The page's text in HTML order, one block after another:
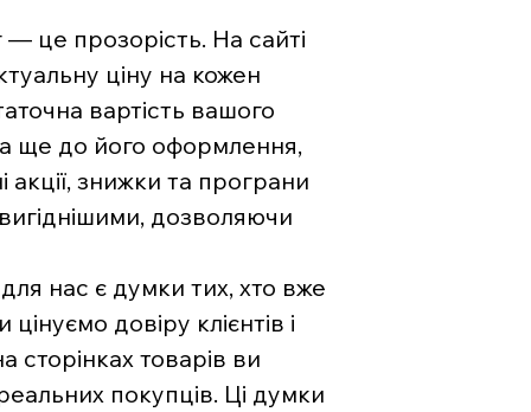
це прозорість. На сайті
ціну на кожен
вартість вашого
ще до його оформлення,
акції, знижки та програни
дозволяючи
нас є думки тих, хто вже
довіру клієнтів і
сторінках товарів ви
покупців. Ці думки